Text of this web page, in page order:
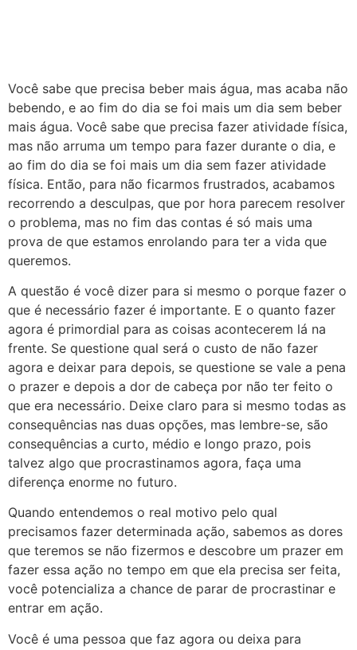
Você sabe que precisa beber mais água, mas acaba não
bebendo, e ao fim do dia se foi mais um dia sem beber
mais água. Você sabe que precisa fazer atividade física,
mas não arruma um tempo para fazer durante o dia, e
ao fim do dia se foi mais um dia sem fazer atividade
física. Então, para não ficarmos frustrados, acabamos
recorrendo a desculpas, que por hora parecem resolver
o problema, mas no fim das contas é só mais uma
prova de que estamos enrolando para ter a vida que
queremos.
A questão é você dizer para si mesmo o porque fazer o
que é necessário fazer é importante. E o quanto fazer
agora é primordial para as coisas acontecerem lá na
frente. Se questione qual será o custo de não fazer
agora e deixar para depois, se questione se vale a pena
o prazer e depois a dor de cabeça por não ter feito o
que era necessário. Deixe claro para si mesmo todas as
consequências nas duas opções, mas lembre-se, são
consequências a curto, médio e longo prazo, pois
talvez algo que procrastinamos agora, faça uma
diferença enorme no futuro.
Quando entendemos o real motivo pelo qual
precisamos fazer determinada ação, sabemos as dores
que teremos se não fizermos e descobre um prazer em
fazer essa ação no tempo em que ela precisa ser feita,
você potencializa a chance de parar de procrastinar e
entrar em ação.
Você é uma pessoa que faz agora ou deixa para